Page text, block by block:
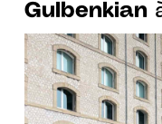
Gulbenkian
Mai et à la
Gulbenkian
Prix Art